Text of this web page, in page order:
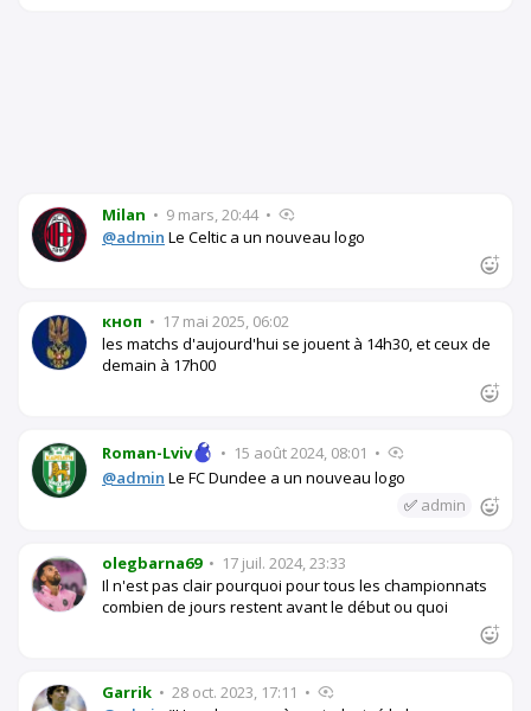
Milan • 9 mars, 20:44 •
@admin Le Celtic a un nouveau logo
кноп • 17 mai 2025, 06:02
les matchs d'aujourd'hui se jouent à 14h30, et ceux de
demain à 17h00
Roman-Lviv • 15 août 2024, 08:01 •
@admin Le FC Dundee a un nouveau logo
✅ admin
olegbarna69 • 17 juil. 2024, 23:33
Il n'est pas clair pourquoi pour tous les championnats
combien de jours restent avant le début ou quoi
Garrik • 28 oct. 2023, 17:11 •